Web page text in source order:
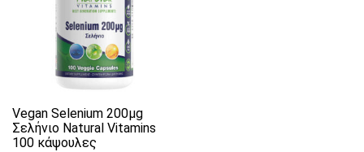
Vegan Selenium 200μg
Σελήνιο Natural Vitamins
100 κάψουλες